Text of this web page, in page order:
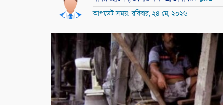
আপডেট সময়: রবিবার, ২৪ মে, ২০২৬